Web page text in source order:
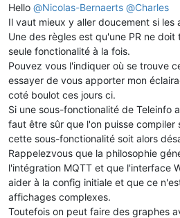
Hello @Nicolas-Bernaerts @Charles
Il vaut mieux y aller doucement si les
Une des règles est qu'une PR ne
seule fonctionalité à la fois.
Pouvez vous l'indiquer où se trouve
essayer de vous apporter mon
coté boulot ces jours ci.
Si une sous-fonctionalité de Teleinfo
faut être sûr que l'on puisse compiler
cette sous-fonctionalité soit alors
Rappelezvous que la philosophie
l'intégration MQTT et que l'interface
aider à la config initiale et que ce
affichages complexes.
Toutefois on peut faire des graphes